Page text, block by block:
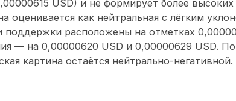
USD) и не формирует более высоких
оценивается как нейтральная с лёгким
расположены на отметках
— на 0,00000620 USD и 0,00000629 USD.
картина остаётся нейтрально-негативной.